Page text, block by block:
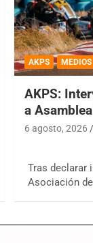
AKPS MEDIOS
AKPS:
a
6 agosto, 2026
Tras declarar
Asociación